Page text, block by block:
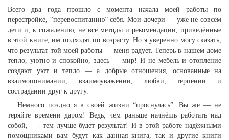
Всего два года прошло с момента начала моей работы по
перестройке, “перевоспитанию” себя. Мои дочери — уже не совсем
дети и, к сожалению, не все методы и рекомендации, приведённые
в этой книге, им подходят по возрасту. Но я уверенно могу сказать,
что результат той моей работы — меня радует. Теперь в нашем доме
тепло, уютно и спокойно, здесь — мир! И не мебель и отопление
создают уют и тепло — а добрые отношения, основанные на
взаимопонимании, взаимоуважении, любви, терпении и
сострадании друг к другу.
... Немного поздно я в своей жизни “проснулась”. Вы же — не
теряйте времени даром! Ведь, чем раньше начнёшь работать над
собой, —- тем лучше будет результат! И в этой работе надёжными
помощниками вам будут как данная книга, так и другие книги